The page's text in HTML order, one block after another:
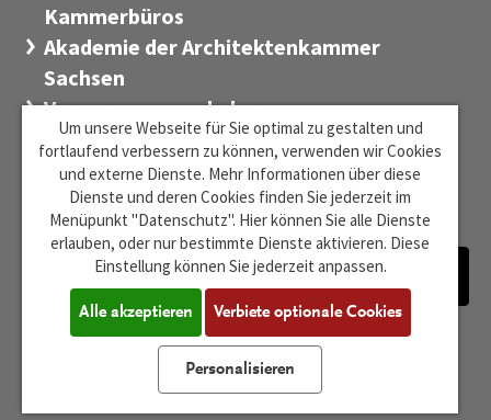
Kammerbüros
Akademie der Architektenkammer
Sachsen
Versorgungswerk der
Architektenkammer Sachsen
Stiftung Sächsischer Architekten
Zentrum für Baukultur Sachsen
Impressum
Datenschutz
Um unsere Webseite für Sie optimal zu gestalten und
fortlaufend verbessern zu können, verwenden wir Cookies
und externe Dienste. Mehr Informationen über diese
Dienste und deren Cookies finden Sie jederzeit im
Menüpunkt "Datenschutz". Hier können Sie alle Dienste
erlauben, oder nur bestimmte Dienste aktivieren. Diese
Einstellung können Sie jederzeit anpassen.
Alle akzeptieren Verbiete optionale Cookies
Personalisieren